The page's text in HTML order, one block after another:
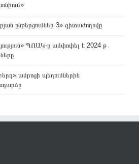
ընթերցումներ 3» գիտաժողովը
ՊՈԱԿ-ը ամփոփել է 2024 թ․
ամրոցի պեղումներին